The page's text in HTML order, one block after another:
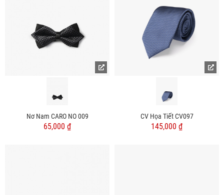
Nơ Nam CARO NO 009
65,000 ₫
CV Họa Tiết CV097
145,000 ₫